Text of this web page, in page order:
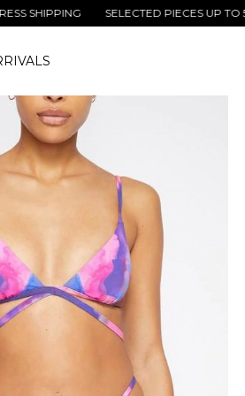
SELECTED PIECES UP TO 50% OFF